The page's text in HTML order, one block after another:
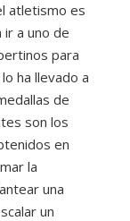
atletismo es
ir a uno de
para
ha llevado a
de
son los
en
la
una
un